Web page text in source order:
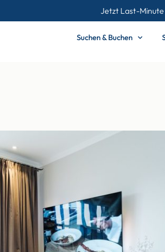
Jetzt Last-
Suchen & Buchen